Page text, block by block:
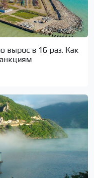
вырос в 16 раз. Как